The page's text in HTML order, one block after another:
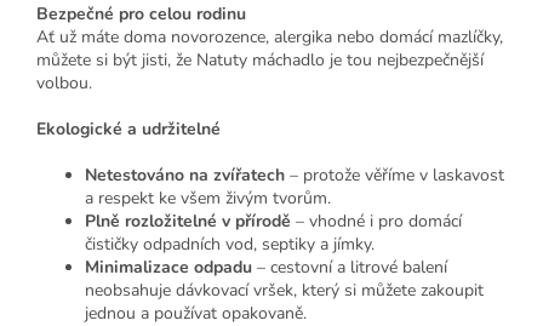
Bezpečné pro celou rodinu
Ať už máte doma novorozence, alergika nebo domácí mazlíčky,
můžete si být jisti, že Natuty máchadlo je tou nejbezpečnější
volbou.
Ekologické a udržitelné
Netestováno na zvířatech – protože věříme v laskavost
a respekt ke všem živým tvorům.
Plně rozložitelné v přírodě – vhodné i pro domácí
čističky odpadních vod, septiky a jímky.
Minimalizace odpadu – cestovní a litrové balení
neobsahuje dávkovací vršek, který si můžete zakoupit
jednou a používat opakovaně.